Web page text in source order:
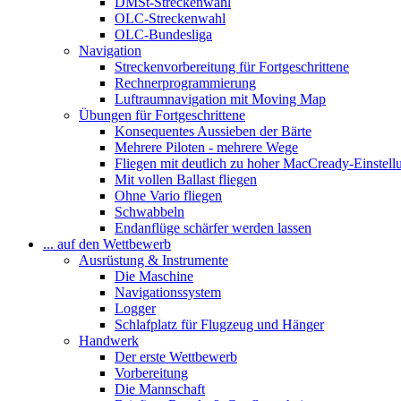
OLC-Streckenwahl
OLC-Bundesliga
Navigation
Streckenvorbereitung für Fortgeschrittene
Rechnerprogrammierung
Luftraumnavigation mit Moving Map
Übungen für Fortgeschrittene
Konsequentes Aussieben der Bärte
Mehrere Piloten - mehrere Wege
Fliegen mit deutlich zu hoher MacCready-
Mit vollen Ballast fliegen
Ohne Vario fliegen
Schwabbeln
Endanflüge schärfer werden lassen
... auf den Wettbewerb
Ausrüstung & Instrumente
Die Maschine
Navigationssystem
Logger
Schlafplatz für Flugzeug und Hänger
Handwerk
Der erste Wettbewerb
Vorbereitung
Die Mannschaft